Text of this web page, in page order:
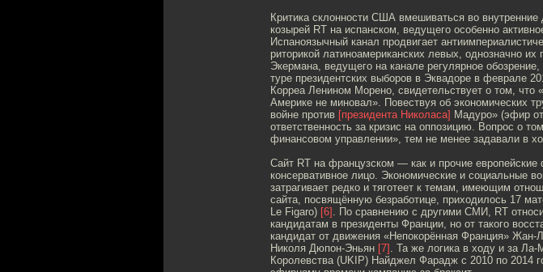
Критика склонности США вмешиваться во
козырей RT на испанском, ведущего особенно
Испаноязычный канал продвигает
риторикой латиноамериканских левых, однозначно
Экермана, ведущего на канале регулярное
туре президентских выборов в Эквадоре в феврале
Корреа Ленином Морено, свидетельствует о том, что
Америке не миновал». Повествуя об экономических
войне против [президента Николаса] Мадуро» (эфир
ответственность за кризис на оппозицию. Вопрос о
финансовом управлении», тем не менее задавали в
Сайт RT на французском — как и прочие
консервативное лицо. Экономические и социальные
затрагивает редко и тяготеет к темам, имеющим
сайта, посвящённую безработице, приходилось 17
Le Figaro) [6] . По сравнению с другими СМИ, RT
кандидатам в президенты Франции, но от такого
кандидат от движения «Непокорённая Франция»
Николя Дюпон-Эньян [7] . Та же логика в ходу и за
Королевства (UKIP) Найджел Фарадж с 2010 по 2014